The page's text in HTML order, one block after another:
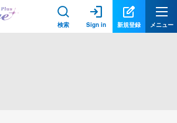
検索 Sign in 新規登録 メニュー